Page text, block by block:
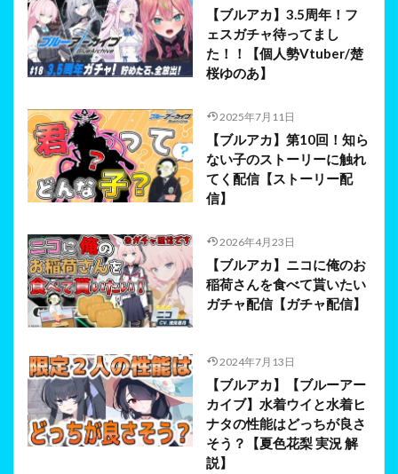
【ブルアカ】3.5周年！フ
ェスガチャ待ってまし
た！！【個人勢Vtuber/楚
桜ゆのあ】
2025年7月11日
【ブルアカ】第10回！知ら
ない子のストーリーに触れ
てく配信【ストーリー配
信】
2026年4月23日
【ブルアカ】ニコに俺のお
稲荷さんを食べて貰いたい
ガチャ配信【ガチャ配信】
2024年7月13日
【ブルアカ】【ブルーアー
カイブ】水着ウイと水着ヒ
ナタの性能はどっちが良さ
そう？【夏色花梨 実況 解
説】